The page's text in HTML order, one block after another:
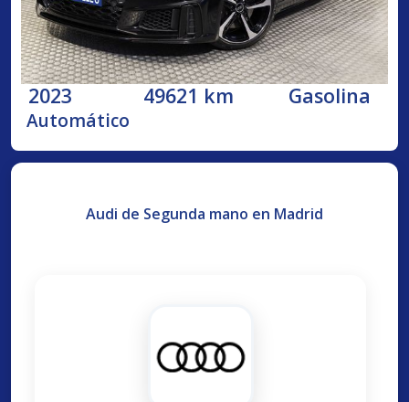
2023 49621 km Gasolina
Automático
Audi de Segunda mano en Madrid